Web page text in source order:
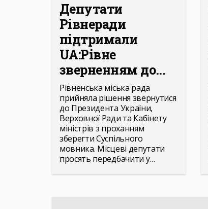
Депутати
Рівнеради
підтримали
UA:Рівне
зверненням до...
Рівненська міська рада
прийняла рішення звернутися
до Президента України,
Верховної Ради та Кабінету
міністрів з проханням
зберегти Суспільного
мовника. Місцеві депутати
просять передбачити у…